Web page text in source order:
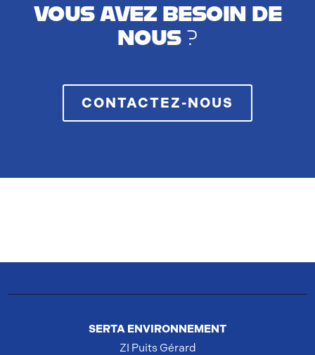
VOUS AVEZ BESOIN DE
NOUS ?
CONTACTEZ-NOUS
SERTA ENVIRONNEMENT
ZI Puits Gérard